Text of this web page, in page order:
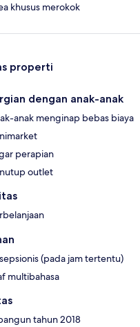
khusus merokok
properti
dengan anak-anak
anak menginap bebas biaya
perapian
outlet
(pada jam tertentu)
multibahasa
tahun 2018